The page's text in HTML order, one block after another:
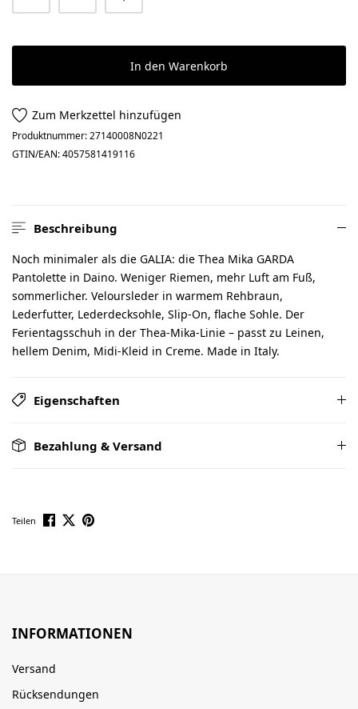
In den Warenkorb
Zum Merkzettel hinzufügen
Produktnummer:27140008N0221
GTIN/EAN:4057581419116
Beschreibung
Noch minimaler als die GALIA: die Thea Mika GARDA
Pantolette in Daino. Weniger Riemen, mehr Luft am Fuß,
sommerlicher. Veloursleder in warmem Rehbraun,
Lederfutter, Lederdecksohle, Slip-On, flache Sohle. Der
Ferientagsschuh in der Thea-Mika-Linie – passt zu Leinen,
hellem Denim, Midi-Kleid in Creme. Made in Italy.
Eigenschaften
Bezahlung & Versand
Teilen
INFORMATIONEN
Versand
Rücksendungen